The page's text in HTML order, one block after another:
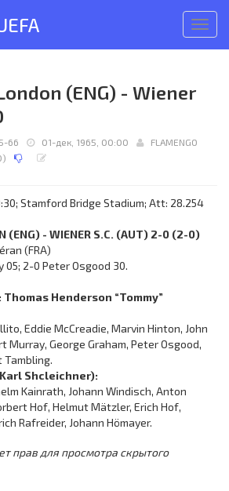
меню
(ENG) - Wiener
66 01-дек, 1965, 00:00
FLAMENGO
)
Stamford Bridge Stadium; Att: 28.254
(ENG) - WIENER S.C. (AUT) 2-0 (2-0)
(FRA)
05; 2-0 Peter Osgood 30.
Thomas Henderson “Tommy”
Eddie McCreadie, Marvin Hinton, John
Murray, George Graham, Peter Osgood,
Tambling.
Karl Shcleichner):
Kainrath, Johann Windisch, Anton
Hof, Helmut Mätzler, Erich Hof,
Rafreider, Johann Hömayer.
прав для просмотра скрытого